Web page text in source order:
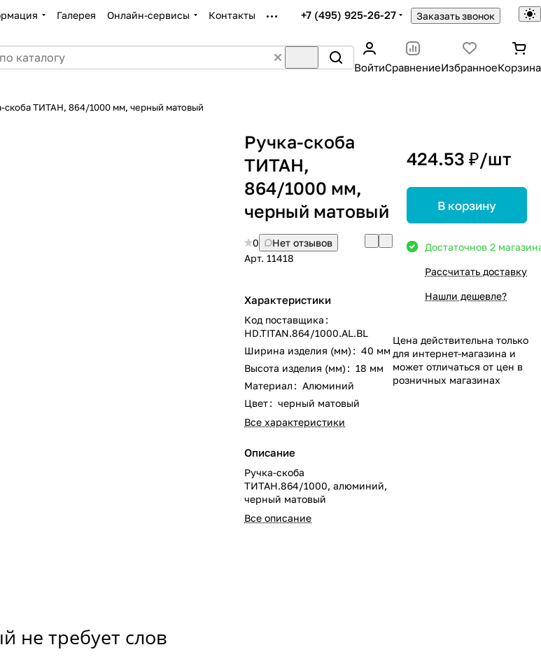
Галерея Онлайн-сервисы Контакты +7 (495) 925-26-27 Заказать звонок
ВойтиСравнениеИзбранноеКорзина
скоба ТИТАН, 864/1000 мм, черный матовый
Ручка-скоба
ТИТАН,
864/1000 мм,
черный матовый
0
Нет отзывов
Арт. 11418
Характеристики
Код поставщика :
HD.TITAN.864/1000.AL.BL
Ширина изделия (мм) : 40 мм
Высота изделия (мм) : 18 мм
Материал : Алюминий
Цвет: черный матовый
Все характеристики
Описание
Ручка-скоба
ТИТАН.864/1000, алюминий,
черный матовый
Все описание
424.53 ₽/шт
В корзину
Достаточнов 2
Рассчитать доставку
Нашли дешевле?
Цена действительна только
для интернет-магазина и
может отличаться от цен в
розничных магазинах
не требует слов